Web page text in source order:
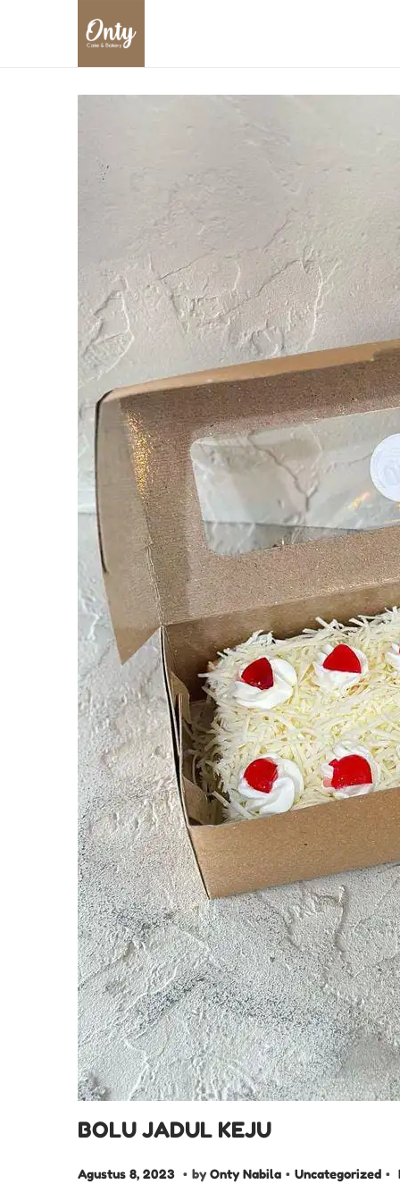
BOLU JADUL KEJU
P
Agustus 8, 2023 A
. by Onty Nabila . P
Uncategorized .